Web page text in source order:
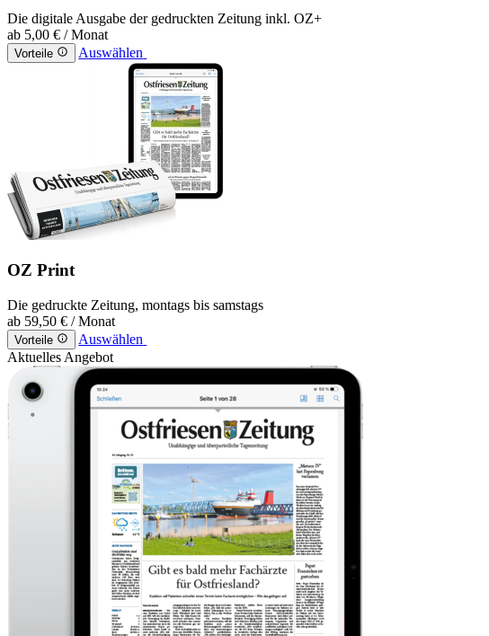
Die digitale Ausgabe der gedruckten Zeitung inkl. OZ+
ab 5,00 € / Monat
Vorteile Auswählen
OZ Print
Die gedruckte Zeitung, montags bis samstags
ab 59,50 € / Monat
Vorteile
Auswählen
Aktuelles Angebot